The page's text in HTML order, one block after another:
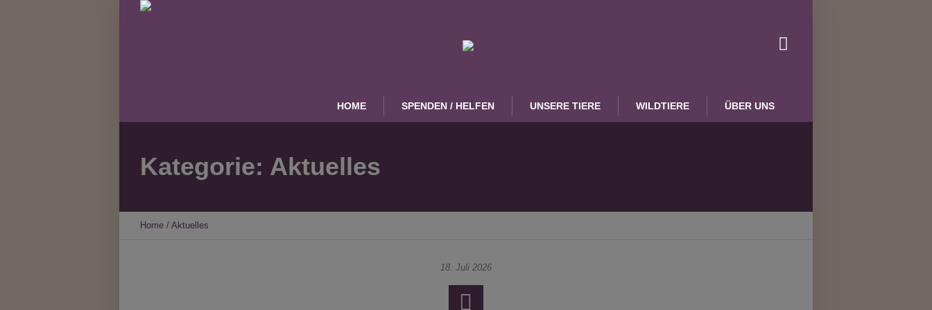
HOME SPENDEN / HELFEN UNSERE TIERE WILDTIERE ÜBER UNS
Kategorie: Aktuelles
Home / Aktuelles
18. Juli 2026